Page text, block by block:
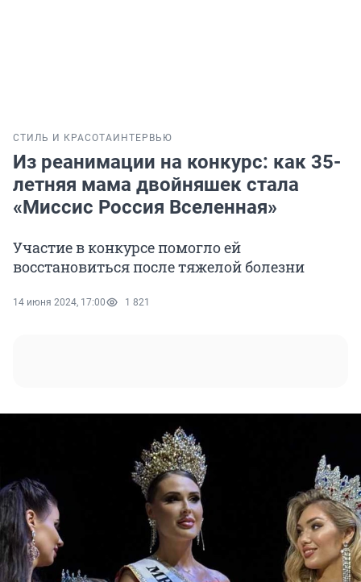
СТИЛЬ И КРАСОТА ИНТЕРВЬЮ
Из реанимации на конкурс: как 35-
летняя мама двойняшек стала
«Миссис Россия Вселенная»
Участие в конкурсе помогло ей
восстановиться после тяжелой болезни
14 июня 2024, 17:00 1 821